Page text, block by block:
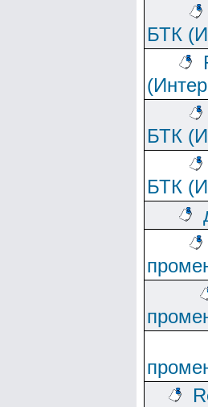
БТК
БТК
БТК